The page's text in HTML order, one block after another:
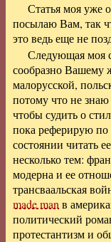
Статья моя уже
посылаю Вам, так
это ведь еще не
Следующая моя
сообразно Вашему
малорусской,
потому что не знаю
чтобы судить о
пока реферирую по
состоянии читать
несколько тем:
модерна и ее
трансваальская
made man в
политический
протестантизм и